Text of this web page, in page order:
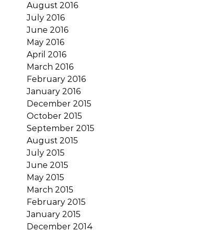
August 2016
July 2016
June 2016
May 2016
April 2016
March 2016
February 2016
January 2016
December 2015
October 2015
September 2015
August 2015
July 2015
June 2015
May 2015
March 2015
February 2015
January 2015
December 2014